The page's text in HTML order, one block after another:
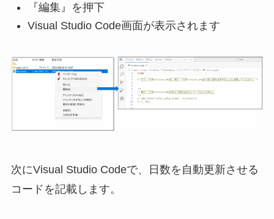
『編集』を押下
Visual Studio Code画面が表示されます
次にVisual Studio Codeで、日数を自動更新させる
コードを記載します。